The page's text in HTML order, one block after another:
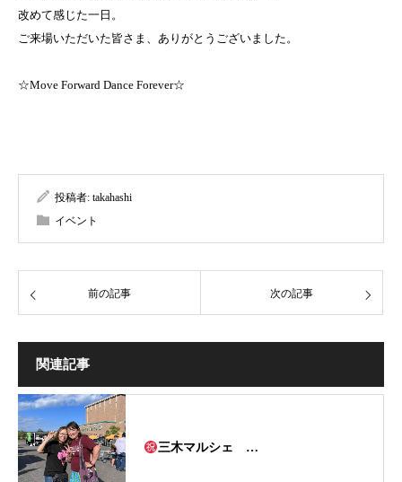
改めて感じた一日。
ご来場いただいた皆さま、ありがとうございました。
☆Move Forward Dance Forever☆
投稿者: takahashi
イベント
前の記事 次の記事
関連記事
三木マルシェ …